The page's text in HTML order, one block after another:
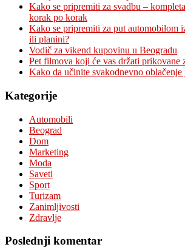
Kako se pripremiti za svadbu –
korak po korak
Kako se pripremiti za put automobilom
ili planini?
Vodič za vikend kupovinu u Beogradu
Pet filmova koji će vas držati prikovane
Kako da učinite svakodnevno
Kategorije
Automobili
Beograd
Dom
Marketing
Moda
Saveti
Sport
Turizam
Zanimljivosti
Zdravlje
Poslednji komentar